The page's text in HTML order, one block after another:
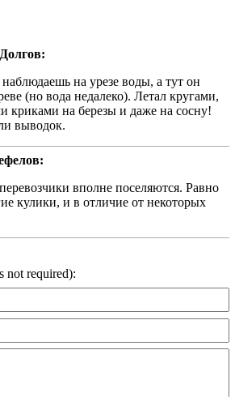
на урезе воды, а тут он
(но вода недалеко). Летал кругами,
криками на березы и даже на сосну!
выводок.
вполне поселяются. Равно
кулики, и в отличие от некоторых
not required):